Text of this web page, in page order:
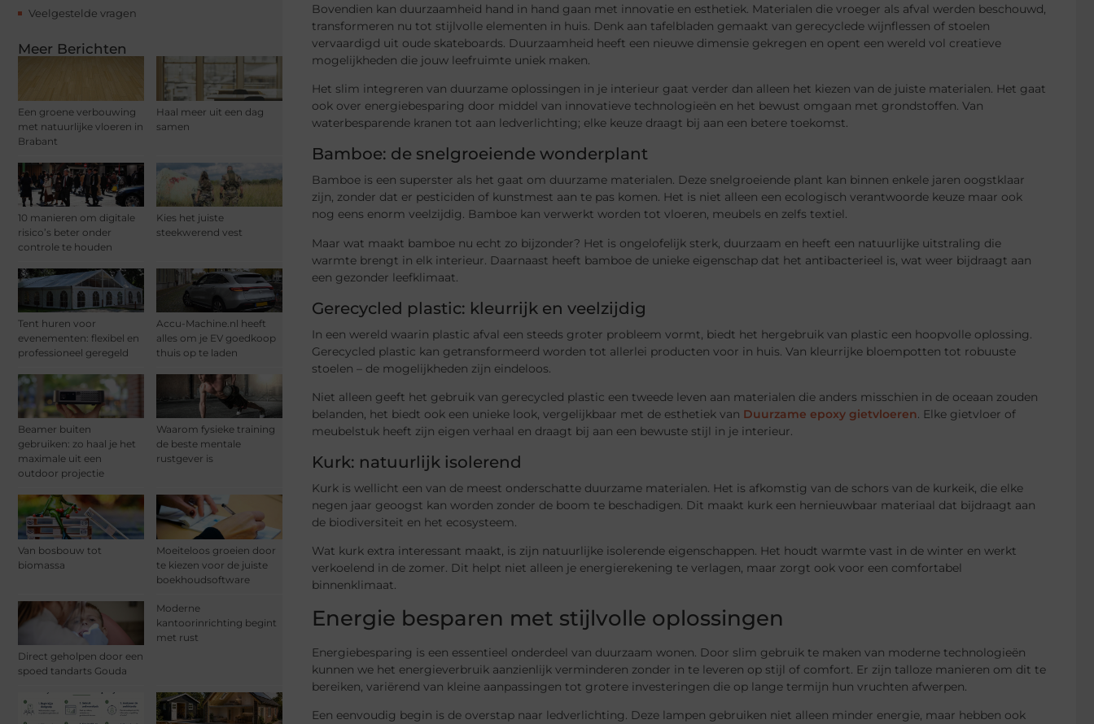
Veelgestelde vragen
Meer Berichten
Een groene verbouwing
met natuurlijke vloeren in
Brabant
Haal meer uit een dag
samen
10 manieren om digitale
risico’s beter onder
controle te houden
Kies het juiste
steekwerend vest
Tent huren voor
evenementen: flexibel en
professioneel geregeld
Accu-Machine.nl heeft
alles om je EV goedkoop
thuis op te laden
Beamer buiten
gebruiken: zo haal je het
maximale uit een
outdoor projectie
Waarom fysieke training
de beste mentale
rustgever is
Van bosbouw tot
biomassa
Moeiteloos groeien door
te kiezen voor de juiste
boekhoudsoftware
Direct geholpen door een
spoed tandarts Gouda
Moderne
kantoorinrichting begint
met rust
Bovendien kan duurzaamheid hand in hand gaan met innovatie en esthetiek. Materialen die vroeger als afval werden beschouwd,
transformeren nu tot stijlvolle elementen in huis. Denk aan tafelbladen gemaakt van gerecyclede wijnflessen of stoelen
vervaardigd uit oude skateboards. Duurzaamheid heeft een nieuwe dimensie gekregen en opent een wereld vol creatieve
mogelijkheden die jouw leefruimte uniek maken.
Het slim integreren van duurzame oplossingen in je interieur gaat verder dan alleen het kiezen van de juiste materialen. Het gaat
ook over energiebesparing door middel van innovatieve technologieën en het bewust omgaan met grondstoffen. Van
waterbesparende kranen tot aan ledverlichting; elke keuze draagt bij aan een betere toekomst.
Bamboe: de snelgroeiende wonderplant
Bamboe is een superster als het gaat om duurzame materialen. Deze snelgroeiende plant kan binnen enkele jaren oogstklaar
zijn, zonder dat er pesticiden of kunstmest aan te pas komen. Het is niet alleen een ecologisch verantwoorde keuze maar ook
nog eens enorm veelzijdig. Bamboe kan verwerkt worden tot vloeren, meubels en zelfs textiel.
Maar wat maakt bamboe nu echt zo bijzonder? Het is ongelofelijk sterk, duurzaam en heeft een natuurlijke uitstraling die
warmte brengt in elk interieur. Daarnaast heeft bamboe de unieke eigenschap dat het antibacterieel is, wat weer bijdraagt aan
een gezonder leefklimaat.
Gerecycled plastic: kleurrijk en veelzijdig
In een wereld waarin plastic afval een steeds groter probleem vormt, biedt het hergebruik van plastic een hoopvolle oplossing.
Gerecycled plastic kan getransformeerd worden tot allerlei producten voor in huis. Van kleurrijke bloempotten tot robuuste
stoelen – de mogelijkheden zijn eindeloos.
Niet alleen geeft het gebruik van gerecycled plastic een tweede leven aan materialen die anders misschien in de oceaan zouden
belanden, het biedt ook een unieke look, vergelijkbaar met de esthetiek van Duurzame epoxy gietvloeren. Elke gietvloer of
meubelstuk heeft zijn eigen verhaal en draagt bij aan een bewuste stijl in je interieur.
Kurk: natuurlijk isolerend
Kurk is wellicht een van de meest onderschatte duurzame materialen. Het is afkomstig van de schors van de kurkeik, die elke
negen jaar geoogst kan worden zonder de boom te beschadigen. Dit maakt kurk een hernieuwbaar materiaal dat bijdraagt aan
de biodiversiteit en het ecosysteem.
Wat kurk extra interessant maakt, is zijn natuurlijke isolerende eigenschappen. Het houdt warmte vast in de winter en werkt
verkoelend in de zomer. Dit helpt niet alleen je energierekening te verlagen, maar zorgt ook voor een comfortabel
binnenklimaat.
Energie besparen met stijlvolle oplossingen
Energiebesparing is een essentieel onderdeel van duurzaam wonen. Door slim gebruik te maken van moderne technologieën
kunnen we het energieverbruik aanzienlijk verminderen zonder in te leveren op stijl of comfort. Er zijn talloze manieren om dit te
bereiken, variërend van kleine aanpassingen tot grotere investeringen die op lange termijn hun vruchten afwerpen.
Een eenvoudig begin is de overstap naar ledverlichting. Deze lampen gebruiken niet alleen minder energie, maar hebben ook